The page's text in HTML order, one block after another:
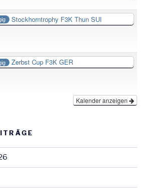
Stockhorntrophy F3K Thun SUI
Zerbst Cup F3K GER
Kalender anzeigen